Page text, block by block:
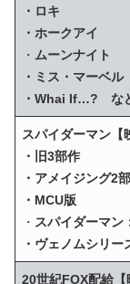
・ロキ
・ホークアイ
・ ムーンナイト
・ミス・マーベル
・Whai If…? な
スパイダーマン【
・旧3部作
・アメイジング2
・MCU版
・ スパイダーマン
・ヴェノムシリー
20世紀FOX配給【